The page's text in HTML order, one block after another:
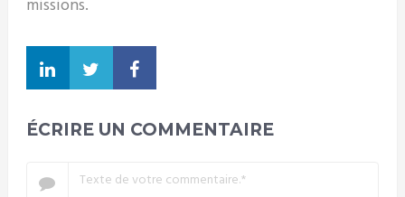
missions.
ÉCRIRE UN COMMENTAIRE